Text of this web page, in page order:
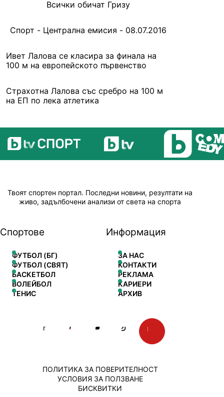
Всички обичат Гризу
Спорт - Централна емисия - 08.07.2016
Ивет Лалова се класира за финала на
100 м на европейското първенство
Страхотна Лалова със сребро на 100 м
на ЕП по лека атлетика
Твоят спортен портал. Последни новини, резултати на
живо, задълбочени анализи от света на спорта
Спортове
ФУТБОЛ (БГ)
ФУТБОЛ (СВЯТ)
БАСКЕТБОЛ
ВОЛЕЙБОЛ
ТЕНИС
Информация
ЗА НАС
КОНТАКТИ
РЕКЛАМА
КАРИЕРИ
АРХИВ
ПОЛИТИКА ЗА ПОВЕРИТЕЛНОСТ
УСЛОВИЯ ЗА ПОЛЗВАНЕ
БИСКВИТКИ